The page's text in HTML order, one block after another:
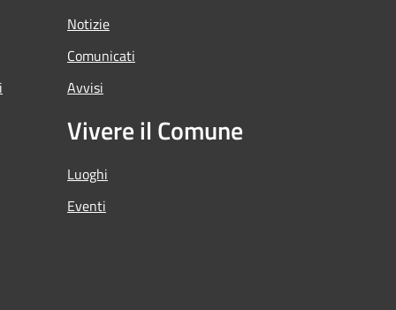
Notizie
Comunicati
Avvisi
Vivere il Comune
Luoghi
Eventi